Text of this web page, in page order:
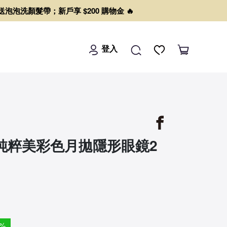
泡洗顏髮帶；新戶享 $200 購物金 🔥
登入
粹美彩色月拋隱形眼鏡2